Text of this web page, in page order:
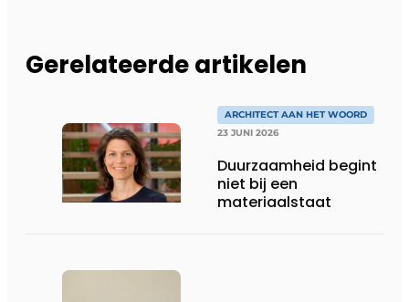
Gerelateerde artikelen
ARCHITECT AAN HET WOORD
23 JUNI 2026
Duurzaamheid begint
niet bij een
materiaalstaat